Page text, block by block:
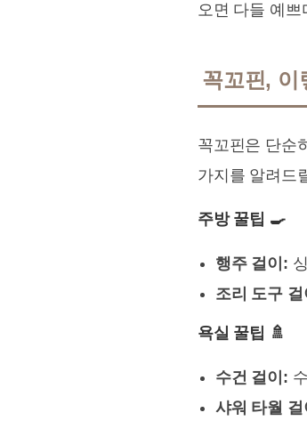
오면 다들 예
꼭꼬핀, 이
꼭꼬핀은 단순
가지를 알려드
주방 꿀팁 🍳
행주 걸이:
조리 도구 걸
욕실 꿀팁 🚿
수건 걸이:
샤워 타월 걸